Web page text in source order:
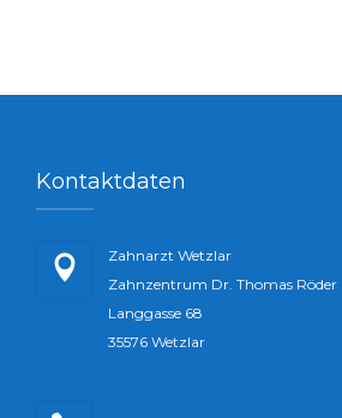
Kontaktdaten
Zahnarzt Wetzlar
Zahnzentrum Dr. Thomas Röder
Langgasse 68
35576 Wetzlar